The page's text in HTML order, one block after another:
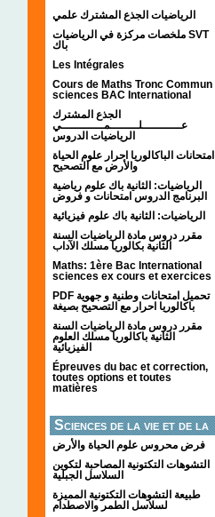
الرياضيات الجذع المشترك علمي
ملخصات مركزة في الرياضيات SVT
باك
Les Intégrales
Cours de Maths Tronc Commun
sciences BAC International
الجذع المشترك
عـــــــــــلــــــــمــــــــــــي
الرياضيات الدروس
امتحانات الباكالوريا احرار علوم الحياة
والأرض مع التصحيح
الرياضيات: الثانية باك علوم رياضية
البرنامج الدروس امتحانات و فروض
الرياضيات: الثانية باك علوم فيزيائية
مقرر دروس مادة الرياضيات السنة
الثانية بكالوريا مسلك الآداب
Maths: 1ère Bac International
sciences ex cours et exercices
PDF تحميل امتحانات وطنية و جهوية
باكالوريا احرار مع التصحيح بصيغة
مقرر دروس مادة الرياضيات السنة
الثانية باكالوريا مسلك العلوم
الفيزيائية
Épreuves du bac et correction,
toutes options et toutes
matières
Sciences de la vie et de la
terre
فرض محروس علوم الحياة والأرض
التشوهات التكتونیة المصاحبة لتكوین
السلاسل الجبلیة
طبيعة التشوهات التكتونية المميزة
لسلاسل الطمر والاصطدام